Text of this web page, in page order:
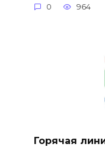
0 964
Горячая